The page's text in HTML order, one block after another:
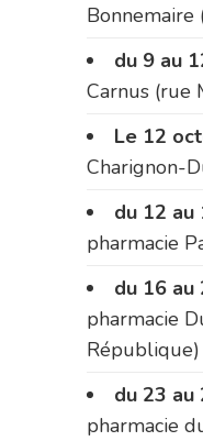
Bonnemaire
du 9 au
Carnus (rue
Le 12
Charignon-
du 12 au
pharmacie
du 16 au
pharmacie
République)
du 23 au
pharmacie